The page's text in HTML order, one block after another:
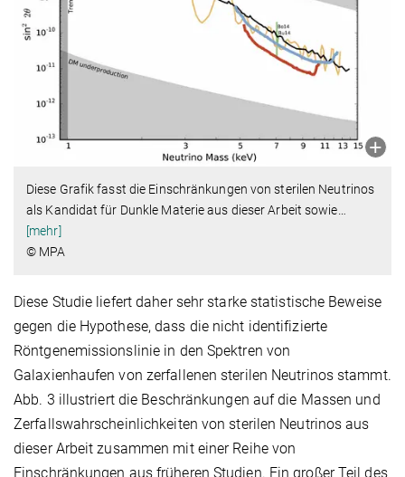
Diese Grafik fasst die Einschränkungen von sterilen Neutrinos
als Kandidat für Dunkle Materie aus dieser Arbeit sowie
[mehr]
© MPA
Diese Studie liefert daher sehr starke statistische Beweise
gegen die Hypothese, dass die nicht identifizierte
Röntgenemissionslinie in den Spektren von
Galaxienhaufen von zerfallenen sterilen Neutrinos stammt.
Abb. 3 illustriert die Beschränkungen auf die Massen und
Zerfallswahrscheinlichkeiten von sterilen Neutrinos aus
dieser Arbeit zusammen mit einer Reihe von
Einschränkungen aus früheren Studien. Ein großer Teil des